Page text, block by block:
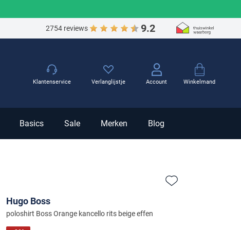
2754 reviews 9.2
Winkelmand
Basics Sale Merken Blog
Klantenservice Verlanglijstje Account
Hugo Boss
poloshirt Boss Orange kancello rits beige effen
Zet bij favorieten